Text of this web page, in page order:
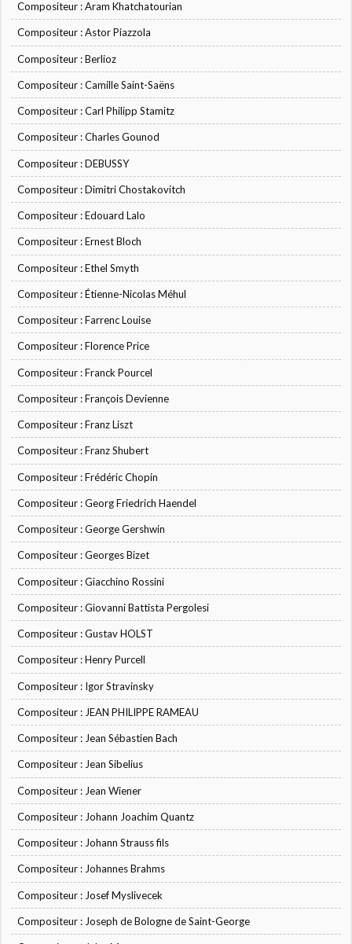
Compositeur : Aram Khatchatourian
Compositeur : Astor Piazzola
Compositeur : Berlioz
Compositeur : Camille Saint-Saëns
Compositeur : Carl Philipp Stamitz
Compositeur : Charles Gounod
Compositeur : DEBUSSY
Compositeur : Dimitri Chostakovitch
Compositeur : Edouard Lalo
Compositeur : Ernest Bloch
Compositeur : Ethel Smyth
Compositeur : Étienne-Nicolas Méhul
Compositeur : Farrenc Louise
Compositeur : Florence Price
Compositeur : Franck Pourcel
Compositeur : François Devienne
Compositeur : Franz Liszt
Compositeur : Franz Shubert
Compositeur : Frédéric Chopin
Compositeur : Georg Friedrich Haendel
Compositeur : George Gershwin
Compositeur : Georges Bizet
Compositeur : Giacchino Rossini
Compositeur : Giovanni Battista Pergolesi
Compositeur : Gustav HOLST
Compositeur : Henry Purcell
Compositeur : Igor Stravinsky
Compositeur : JEAN PHILIPPE RAMEAU
Compositeur : Jean Sébastien Bach
Compositeur : Jean Sibelius
Compositeur : Jean Wiener
Compositeur : Johann Joachim Quantz
Compositeur : Johann Strauss fils
Compositeur : Johannes Brahms
Compositeur : Josef Myslivecek
Compositeur : Joseph de Bologne de Saint-George